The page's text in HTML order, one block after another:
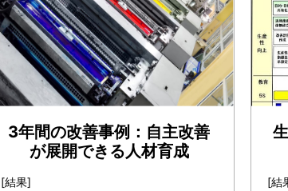
3年間の改善事例：自主改善
が展開できる人材育成
[結果]
[結